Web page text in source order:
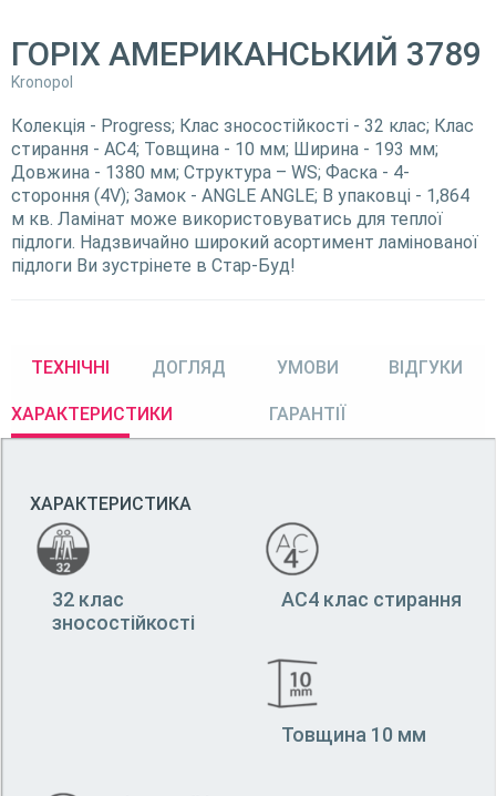
ГОРІХ АМЕРИКАНСЬКИЙ 3789
Kronopol
Колекція - Progress; Клас зносостійкості - 32 клас; Клас
стирання - АС4; Товщина - 10 мм; Ширина - 193 мм;
Довжина - 1380 мм; Структура – WS; Фаска - 4-
стороння (4V); Замок - ANGLE ANGLE; В упаковці - 1,864
м кв. Ламінат може використовуватись для теплої
підлоги. Надзвичайно широкий асортимент ламінованої
підлоги Ви зустрінете в Стар-Буд!
ТЕХНІЧНІ
ХАРАКТЕРИСТИКИ
ДОГЛЯД УМОВИ
ГАРАНТІЇ
ВІДГУКИ
ХАРАКТЕРИСТИКА
32 клас
зносостійкості
АС4 клас стирання
Товщина 10 мм